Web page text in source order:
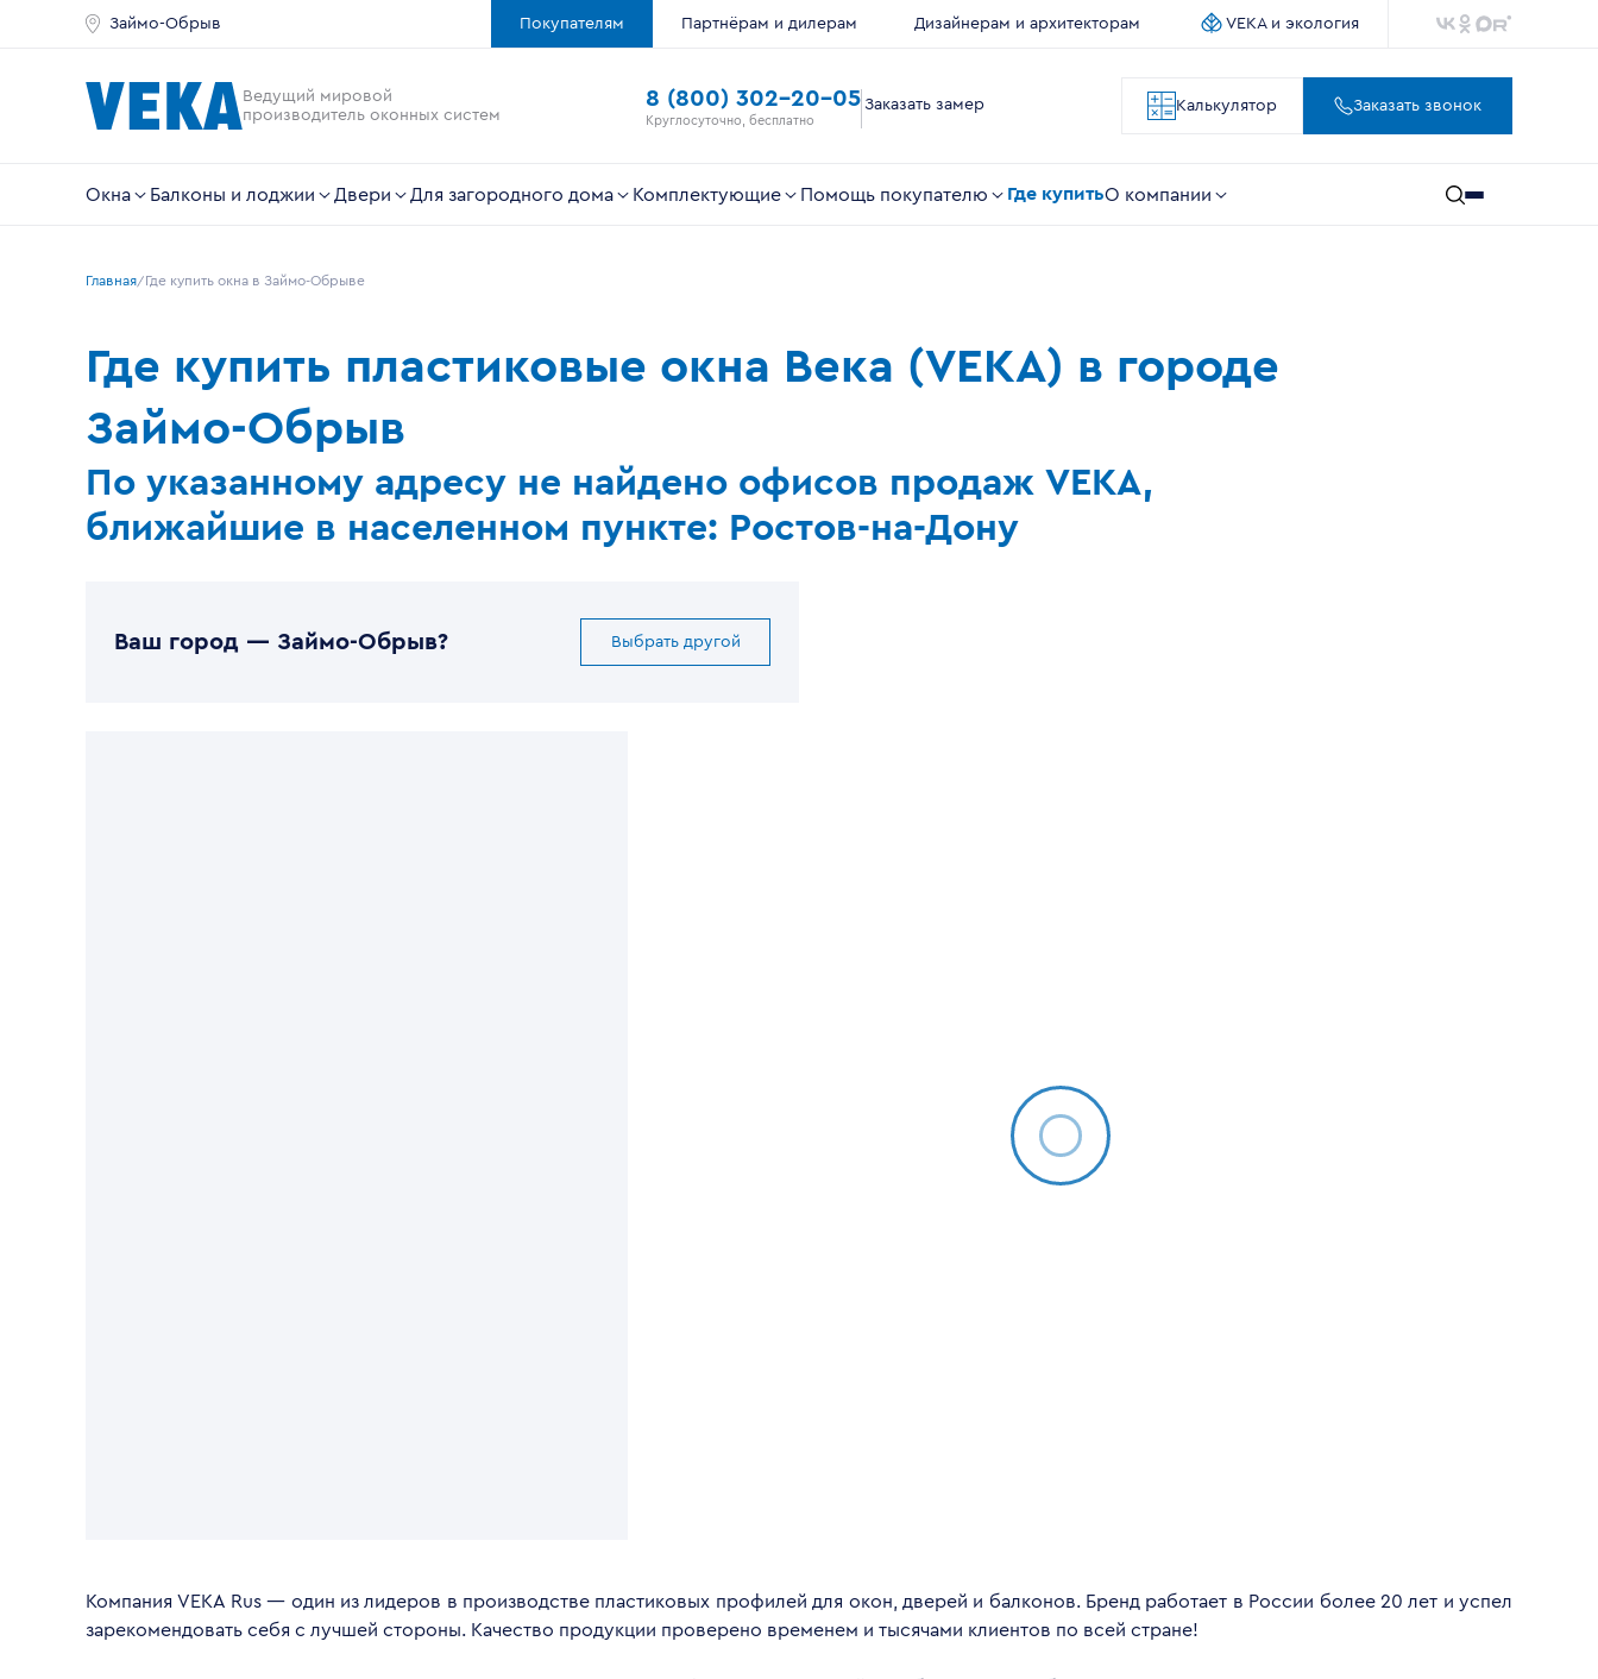
Займо-Обрыв Покупателям Партнёрам и дилерам Дизайнерам и архитекторам VEKA и экология
Ведущий мировой
производитель оконных систем
8 (800) 302-20-05
Круглосуточно, бесплатно
Заказать замер Калькулятор Заказать звонок
Окна Балконы и лоджии Двери Для загородного дома Комплектующие Помощь покупателю Где купитьО компании
Главная Где купить окна в Займо-Обрыве
Где купить пластиковые окна Века (VEKA) в городе
Займо-Обрыв
По указанному адресу не найдено офисов продаж VEKA,
ближайшие в населенном пункте: Ростов-на-Дону
Ваш город — Займо-Обрыв? Выбрать другой
Компания VEKA Rus — один из лидеров в производстве пластиковых профилей для окон, дверей и балконов. Бренд работает в России более 20 лет и успел
зарекомендовать себя с лучшей стороны. Качество продукции проверено временем и тысячами клиентов по всей стране!